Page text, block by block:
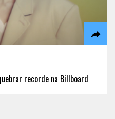
recorde na Billboard